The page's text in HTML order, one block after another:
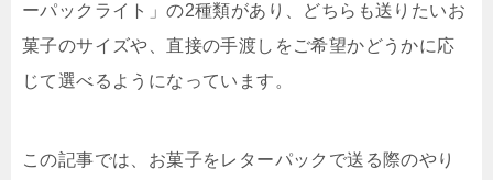
ーパックライト」の2種類があり、どちらも送りたいお
菓子のサイズや、直接の手渡しをご希望かどうかに応
じて選べるようになっています。
この記事では、お菓子をレターパックで送る際のやり